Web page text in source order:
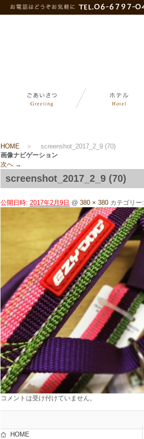
HOME ＞
screenshot_2017_2_9 (70)
画像ナビゲーション
次へ →
screenshot_2017_2_9 (70)
公開日時: 2017年2月9日 @ 380 × 380 カテゴリー:
コメントは受け付けていません。
HOME